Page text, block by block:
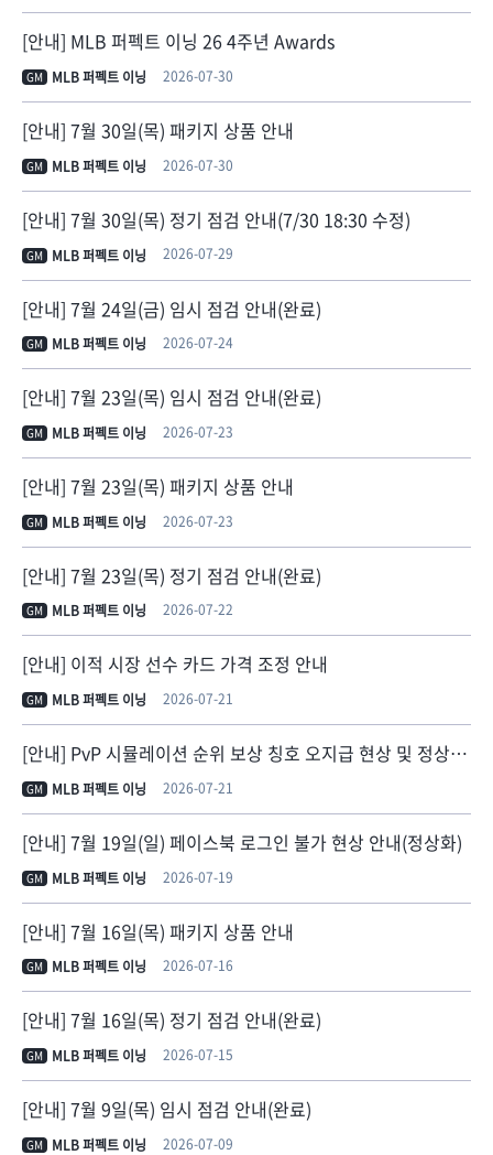
[안내] MLB 퍼펙트 이닝 26 4주년 Awards
GM MLB 퍼펙트 이닝 2026-07-30
[안내] 7월 30일(목) 패키지 상품 안내
GM MLB 퍼펙트 이닝 2026-07-30
[안내] 7월 30일(목) 정기 점검 안내(7/30 18:30 수정)
GM MLB 퍼펙트 이닝 2026-07-29
[안내] 7월 24일(금) 임시 점검 안내(완료)
GM MLB 퍼펙트 이닝 2026-07-24
[안내] 7월 23일(목) 임시 점검 안내(완료)
GM MLB 퍼펙트 이닝 2026-07-23
[안내] 7월 23일(목) 패키지 상품 안내
GM MLB 퍼펙트 이닝 2026-07-23
[안내] 7월 23일(목) 정기 점검 안내(완료)
GM MLB 퍼펙트 이닝 2026-07-22
[안내] 이적 시장 선수 카드 가격 조정 안내
GM MLB 퍼펙트 이닝 2026-07-21
[안내] PvP 시뮬레이션 순위 보상 칭호 오지급 현상 및 정상 지급 안내
GM MLB 퍼펙트 이닝 2026-07-21
[안내] 7월 19일(일) 페이스북 로그인 불가 현상 안내(정상화)
GM MLB 퍼펙트 이닝 2026-07-19
[안내] 7월 16일(목) 패키지 상품 안내
GM MLB 퍼펙트 이닝 2026-07-16
[안내] 7월 16일(목) 정기 점검 안내(완료)
GM MLB 퍼펙트 이닝 2026-07-15
[안내] 7월 9일(목) 임시 점검 안내(완료)
GM MLB 퍼펙트 이닝 2026-07-09